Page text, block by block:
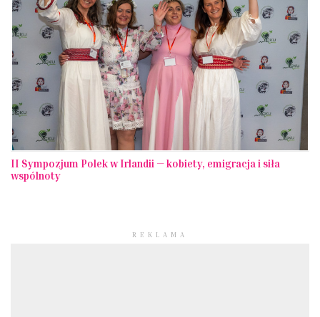
II Sympozjum Polek w Irlandii — kobiety, emigracja i siła
wspólnoty
REKLAMA